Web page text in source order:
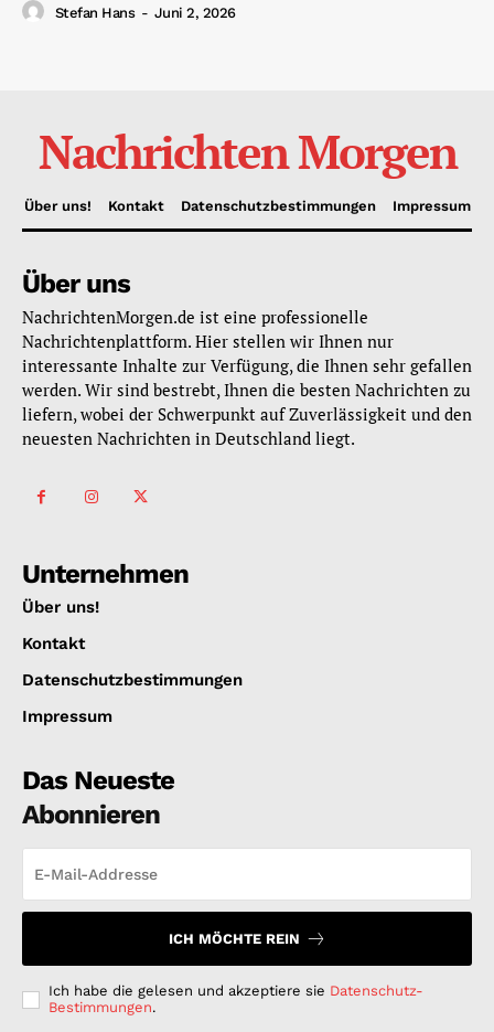
Stefan Hans - Juni 2, 2026
Nachrichten Morgen
Über uns! Kontakt Datenschutzbestimmungen Impressum
Über uns
NachrichtenMorgen.de ist eine professionelle
Nachrichtenplattform. Hier stellen wir Ihnen nur
interessante Inhalte zur Verfügung, die Ihnen sehr gefallen
werden. Wir sind bestrebt, Ihnen die besten Nachrichten zu
liefern, wobei der Schwerpunkt auf Zuverlässigkeit und den
neuesten Nachrichten in Deutschland liegt.
Unternehmen
Über uns!
Kontakt
Datenschutzbestimmungen
Impressum
Das Neueste
Abonnieren
ICH MÖCHTE REIN
Ich habe die gelesen und akzeptiere sie Datenschutz-
Bestimmungen.